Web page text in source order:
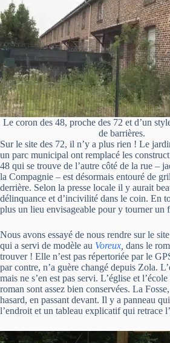
Le coron des 48, proche des 72 et d’un
de barrières.
Sur le site des 72, il n’y a plus rien ! Le
un parc municipal ont remplacé les
48 qui se trouve de l’autre côté de la rue –
la Compagnie – est désormais entouré de
derrière. Selon la presse locale il y aurait
délinquance et d’incivilité dans le coin. En
plus un lieu envisageable pour y tourner un
Nous avons essayé de nous rendre sur le
qui a servi de modèle au Voreux dans le
trouver ! Elle n’est pas répertoriée par le
par contre, n’a guère changé depuis Zola.
mais ne s’en est pas servi. L’église et
roman sont assez bien conservées. La
hasard, en passant devant. Il y a panneau
l’endroit et un tableau explicatif qui retrace